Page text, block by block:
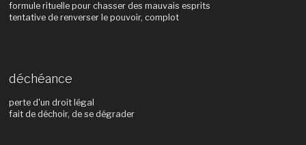
formule rituelle pour chasser des mauvais esprits
tentative de renverser le pouvoir, complot
déchéance
perte d'un droit légal
fait de déchoir, de se dégrader